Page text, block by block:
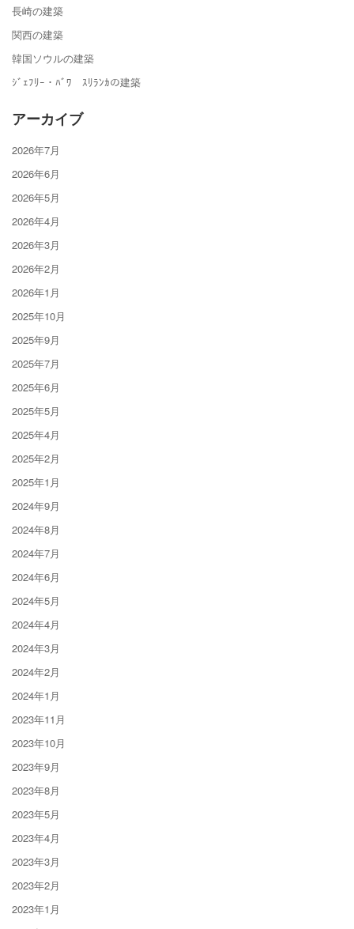
長崎の建築
関西の建築
韓国ソウルの建築
ｼﾞｪﾌﾘｰ・ﾊﾞﾜ ｽﾘﾗﾝｶの建築
アーカイブ
2026年7月
2026年6月
2026年5月
2026年4月
2026年3月
2026年2月
2026年1月
2025年10月
2025年9月
2025年7月
2025年6月
2025年5月
2025年4月
2025年2月
2025年1月
2024年9月
2024年8月
2024年7月
2024年6月
2024年5月
2024年4月
2024年3月
2024年2月
2024年1月
2023年11月
2023年10月
2023年9月
2023年8月
2023年5月
2023年4月
2023年3月
2023年2月
2023年1月